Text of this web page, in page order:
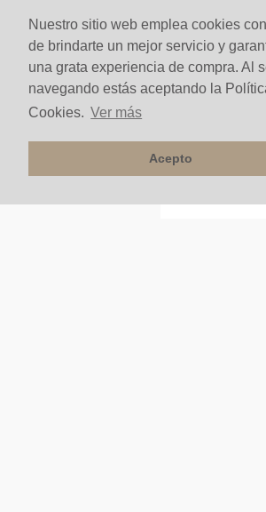
Nuestro sitio web emplea cookies
de brindarte un mejor servicio y
una grata experiencia de compra. Al
navegando estás aceptando la
Cookies. Ver más
Acepto
Durapega